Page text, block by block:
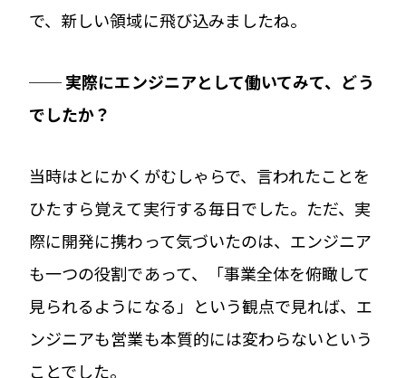
で、新しい領域に飛び込みましたね。
── 実際にエンジニアとして働いてみて、どう
でしたか？
当時はとにかくがむしゃらで、言われたことを
ひたすら覚えて実行する毎日でした。ただ、実
際に開発に携わって気づいたのは、エンジニア
も一つの役割であって、「事業全体を俯瞰して
見られるようになる」という観点で見れば、エ
ンジニアも営業も本質的には変わらないという
ことでした。